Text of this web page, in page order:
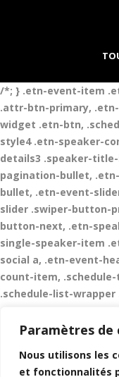
Paramètres
Nous utilisons les
et fonctionnalités
/*; } .etn-event-item
.attr-btn-primary,
widget .etn-btn,
style4 .etn-speaker-
details3 .speaker-
pagination-bullet,
bullet, .etn-event-
slider .swiper-button-
button-next, .etn-
single-speaker-item
social a, .etn-event-
count-item,
.schedule-list-
.schedule-slot-time,
content .etn-
primary, .etn-